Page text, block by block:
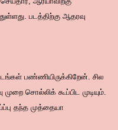
படத்திற்கு ஆதரவு
பண்ணியிருக்கிறேன். சில
சொல்லிக் கூப்பிட முடியும்.
தந்த முத்தையா